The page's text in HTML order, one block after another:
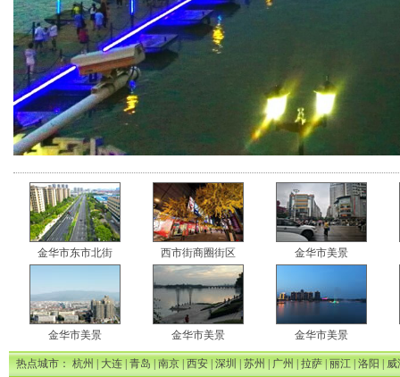
金华市东市北街 西市街商圈街区 金华市美景
金华市美景 金华市美景 金华市美景
热点城市：杭州|大连|青岛|南京|西安|深圳|苏州|广州|拉萨|丽江|洛阳|威